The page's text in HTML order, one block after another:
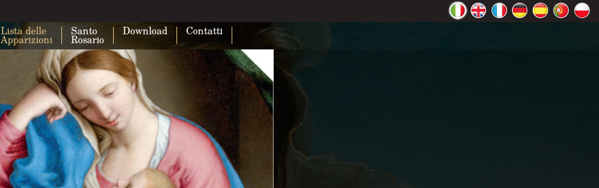
Lista delle
Apparizioni
Santo
Rosario
Download Contatti
Questa pagina non carica correttamente Google
Maps.
Sei il proprietario di questo sito web?